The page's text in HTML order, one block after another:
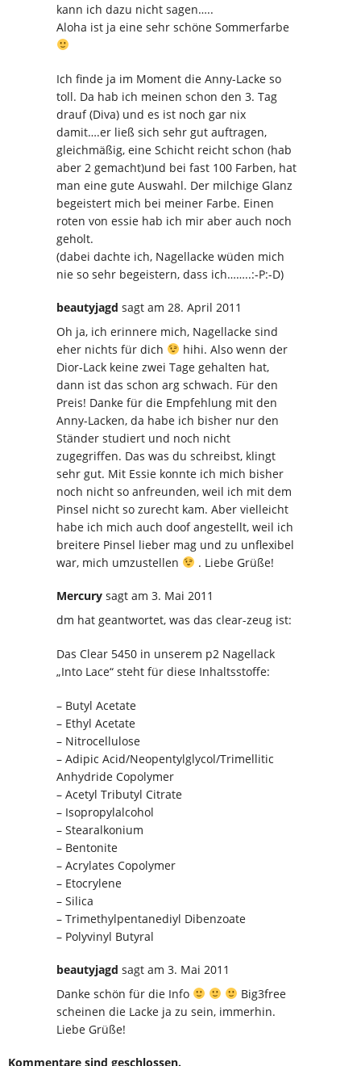
kann ich dazu nicht sagen…..
Aloha ist ja eine sehr schöne Sommerfarbe
Ich finde ja im Moment die Anny-Lacke so
toll. Da hab ich meinen schon den 3. Tag
drauf (Diva) und es ist noch gar nix
damit….er ließ sich sehr gut auftragen,
gleichmäßig, eine Schicht reicht schon (hab
aber 2 gemacht)und bei fast 100 Farben, hat
man eine gute Auswahl. Der milchige Glanz
begeistert mich bei meiner Farbe. Einen
roten von essie hab ich mir aber auch noch
geholt.
(dabei dachte ich, Nagellacke wüden mich
nie so sehr begeistern, dass ich……..:-P:-D)
beautyjagd sagt am 28. April 2011
Oh ja, ich erinnere mich, Nagellacke sind
eher nichts für dich
hihi. Also wenn der
Dior-Lack keine zwei Tage gehalten hat,
dann ist das schon arg schwach. Für den
Preis! Danke für die Empfehlung mit den
Anny-Lacken, da habe ich bisher nur den
Ständer studiert und noch nicht
zugegriffen. Das was du schreibst, klingt
sehr gut. Mit Essie konnte ich mich bisher
noch nicht so anfreunden, weil ich mit dem
Pinsel nicht so zurecht kam. Aber vielleicht
habe ich mich auch doof angestellt, weil ich
breitere Pinsel lieber mag und zu unflexibel
war, mich umzustellen
. Liebe Grüße!
Mercury sagt am 3. Mai 2011
dm hat geantwortet, was das clear-zeug ist:
Das Clear 5450 in unserem p2 Nagellack
„Into Lace“ steht für diese Inhaltsstoffe:
– Butyl Acetate
– Ethyl Acetate
– Nitrocellulose
– Adipic Acid/Neopentylglycol/Trimellitic
Anhydride Copolymer
– Acetyl Tributyl Citrate
– Isopropylalcohol
– Stearalkonium
– Bentonite
– Acrylates Copolymer
– Etocrylene
– Silica
– Trimethylpentanediyl Dibenzoate
– Polyvinyl Butyral
beautyjagd sagt am 3. Mai 2011
Danke schön für die Info
Big3free
scheinen die Lacke ja zu sein, immerhin.
Liebe Grüße!
Kommentare sind geschlossen.